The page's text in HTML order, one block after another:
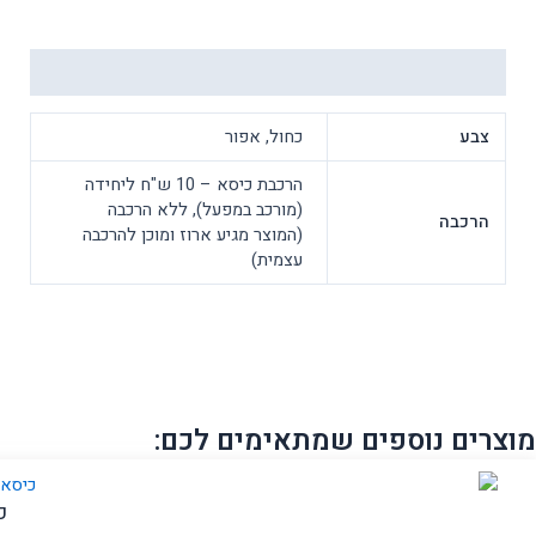
צבע כחול, אפור
הרכבה
הרכבת כיסא – 10 ש"ח ליחידה
(מורכב במפעל), ללא הרכבה
(המוצר מגיע ארוז ומוכן להרכבה
עצמית)
מוצרים נוספים שמתאימים לכם: